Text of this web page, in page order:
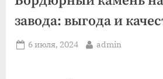
завода: выгода и
Posted
6 июля, 2024 By
admin